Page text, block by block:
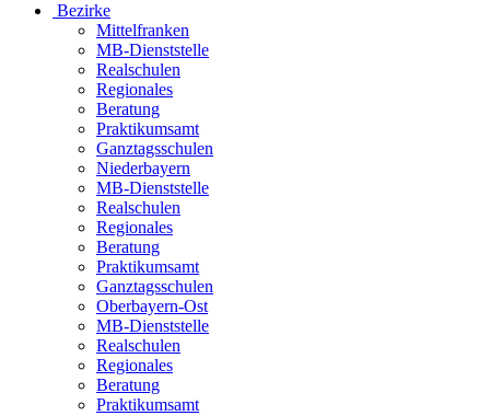
Bezirke
Mittelfranken
MB-Dienststelle
Realschulen
Regionales
Beratung
Praktikumsamt
Ganztagsschulen
Niederbayern
MB-Dienststelle
Realschulen
Regionales
Beratung
Praktikumsamt
Ganztagsschulen
Oberbayern-Ost
MB-Dienststelle
Realschulen
Regionales
Beratung
Praktikumsamt